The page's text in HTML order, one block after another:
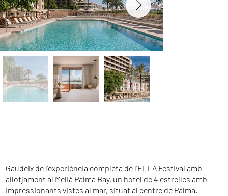
Gaudeix de l’experiència completa de l’ELLA Festival amb
allotjament al Melià Palma Bay, un hotel de 4 estrelles amb
impressionants vistes al mar, situat al centre de Palma.